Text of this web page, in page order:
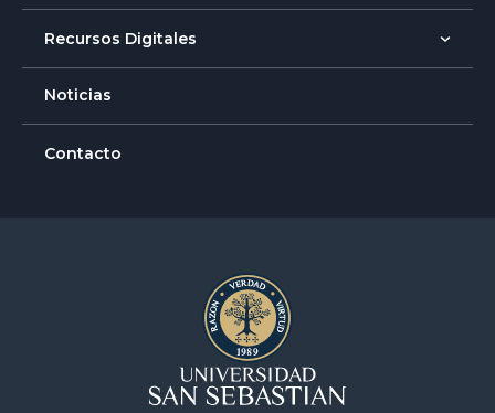
Recursos Digitales
Noticias
Contacto